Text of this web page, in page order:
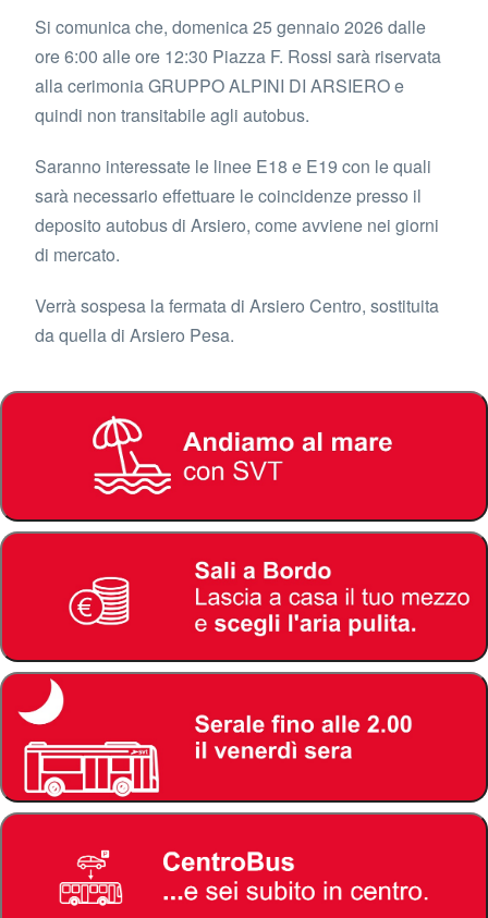
Si comunica che, domenica 25 gennaio 2026 dalle
ore 6:00 alle ore 12:30 Piazza F. Rossi sarà riservata
alla cerimonia GRUPPO ALPINI DI ARSIERO e
quindi non transitabile agli autobus.
Saranno interessate le linee E18 e E19 con le quali
sarà necessario effettuare le coincidenze presso il
deposito autobus di Arsiero, come avviene nei giorni
di mercato.
Verrà sospesa la fermata di Arsiero Centro, sostituita
da quella di Arsiero Pesa.